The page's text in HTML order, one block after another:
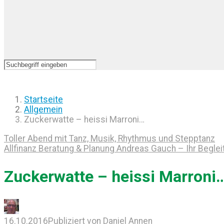
Startseite
Allgemein
Zuckerwatte – heissi Marroni…
Toller Abend mit Tanz, Musik, Rhythmus und Stepptanz
Allfinanz Beratung & Planung Andreas Gauch – Ihr
Zuckerwatte – heissi
16.10.2016Publiziert von Daniel Annen